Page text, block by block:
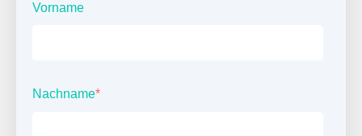
Vorname
Nachname*